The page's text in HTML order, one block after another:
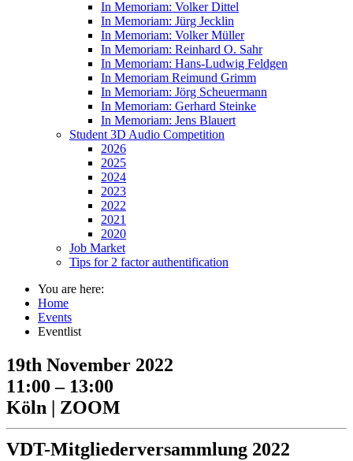
In Memoriam: Volker Dittel
In Memoriam: Jürg Jecklin
In Memoriam: Volker Müller
In Memoriam: Reinhard O. Sahr
In Memoriam: Hans-Ludwig Feldgen
In Memoriam Reimund Grimm
In Memoriam: Jörg Scheuermann
In Memoriam: Gerhard Steinke
In Memoriam: Jens Blauert
Student 3D Audio Competition
2026
2025
2024
2023
2022
2021
2020
Job Market
Tips for 2 factor authentification
You are here:
Home
Events
Eventlist
19th November 2022
11:00 – 13:00
Köln | ZOOM
VDT-Mitgliederversammlung 2022